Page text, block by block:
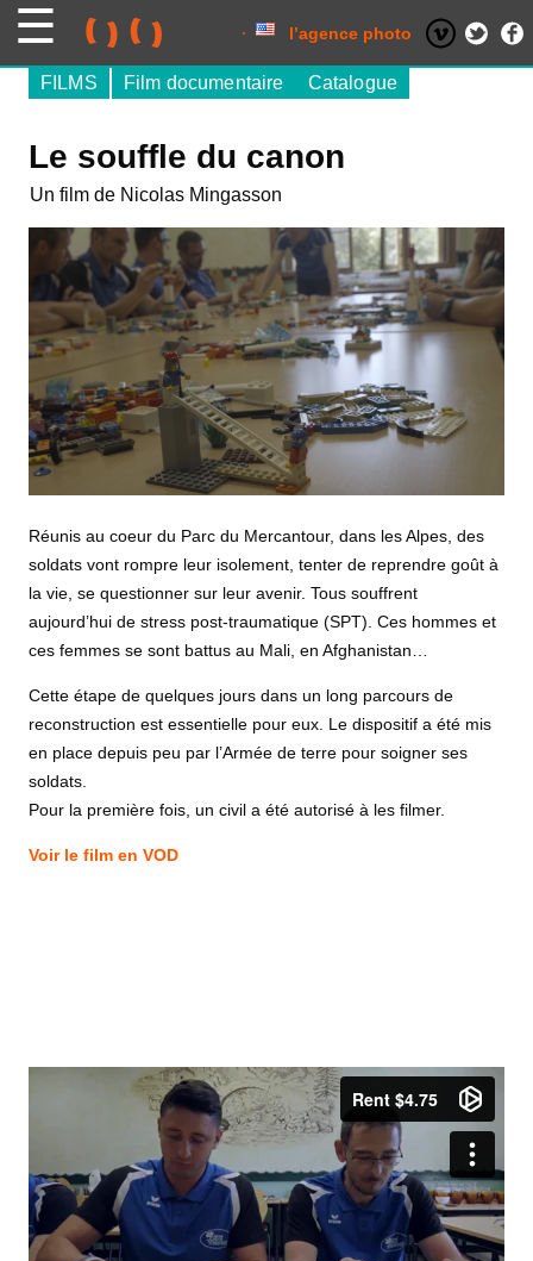
l’agence photo
Le souffle du canon
FILMS Film documentaire Catalogue
Un film de Nicolas Mingasson
Réunis au coeur du Parc du Mercantour, dans les Alpes, des
soldats vont rompre leur isolement, tenter de reprendre goût à
la vie, se questionner sur leur avenir. Tous souffrent
aujourd’hui de stress post-traumatique (SPT). Ces hommes et
ces femmes se sont battus au Mali, en Afghanistan…
Cette étape de quelques jours dans un long parcours de
reconstruction est essentielle pour eux. Le dispositif a été mis
en place depuis peu par l’Armée de terre pour soigner ses
soldats.
Pour la première fois, un civil a été autorisé à les filmer.
Voir le film en VOD